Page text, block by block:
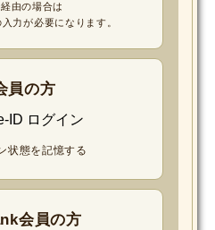
由の場合は
力が必要になります。
員の方
状態を記憶する
会員の方